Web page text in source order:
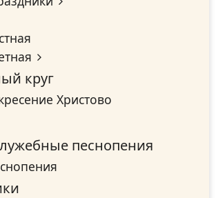
круг
Христово
песнопения